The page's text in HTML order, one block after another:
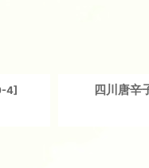
4]
四川唐辛